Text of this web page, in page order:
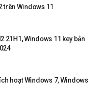
trên Windows 11
21H1, Windows 11 key bản
hoạt Windows 7, Windows